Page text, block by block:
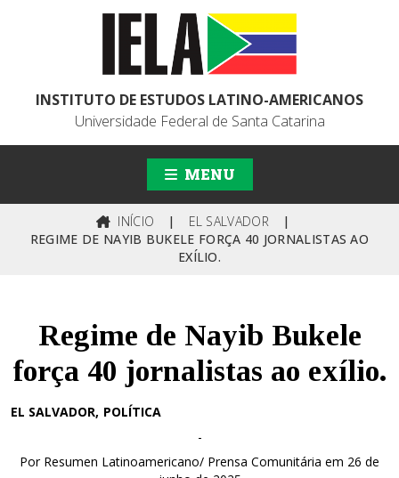
INSTITUTO DE ESTUDOS LATINO-AMERICANOS
Universidade Federal de Santa Catarina
MENU
INÍCIO | EL SALVADOR
|
REGIME DE NAYIB BUKELE FORÇA 40 JORNALISTAS AO
EXÍLIO.
Regime de Nayib Bukele
força 40 jornalistas ao exílio.
EL SALVADOR POLÍTICA
-
Por Resumen Latinoamericano/ Prensa Comunitária em 26 de